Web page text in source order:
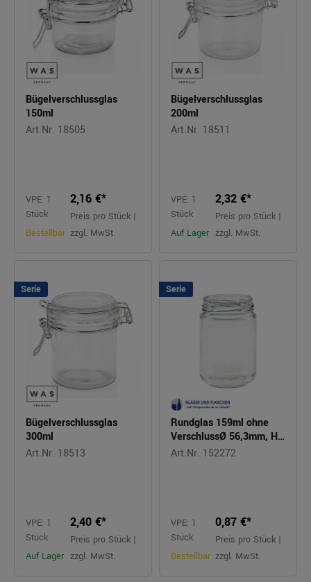
Bügelverschlussglas
150ml
Art.Nr. 18505
VPE: 1
Stück
Bestellbar
2,16 €*
Preis pro Stück |
zzgl. MwSt.
Bügelverschlussglas
200ml
Art.Nr. 18511
VPE: 1
Stück
Auf Lager
2,32 €*
Preis pro Stück |
zzgl. MwSt.
Serie
Bügelverschlussglas
300ml
Art.Nr. 18513
VPE: 1
Stück
Auf Lager
2,40 €*
Preis pro Stück |
zzgl. MwSt.
Serie
Rundglas 159ml ohne
VerschlussØ 56,3mm, H
87,8mm
Art.Nr. 152272
VPE: 1
Stück
Bestellbar
0,87 €*
Preis pro Stück |
zzgl. MwSt.